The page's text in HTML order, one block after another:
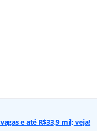
e até R$33,9 mil; veja!